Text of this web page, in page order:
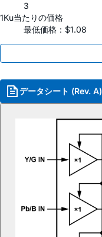
3
1Ku当たりの価格
最低価格：$1.08
データシート (Rev. A)